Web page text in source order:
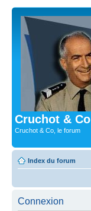
Cruchot & Co
Cruchot & Co, le forum
Index du forum
Connexion